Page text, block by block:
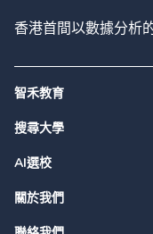
香港首間以數據分析
智禾教育
搜尋大學
AI選校
關於我們